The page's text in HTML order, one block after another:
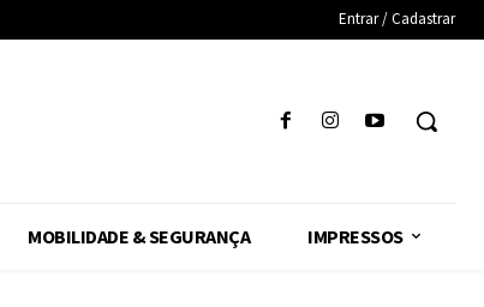
Entrar / Cadastrar
MOBILIDADE & SEGURANÇA IMPRESSOS